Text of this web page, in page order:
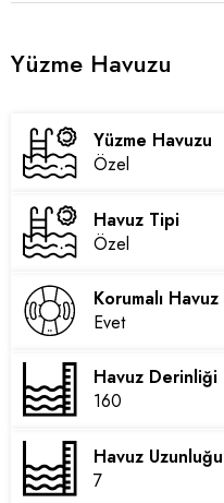
Yüzme Havuzu
Yüzme Havuzu
Özel
Havuz Tipi
Özel
Korumalı
Evet
Havuz Derinliği
160
Havuz Uzunluğu
7